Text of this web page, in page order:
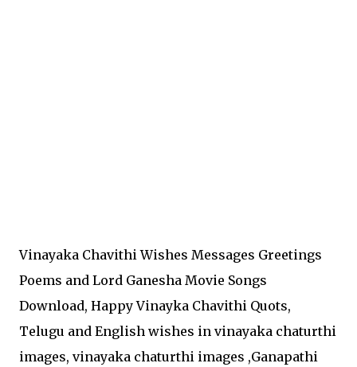
Vinayaka Chavithi Wishes Messages Greetings
Poems and Lord Ganesha Movie Songs
Download, Happy Vinayka Chavithi Quots,
Telugu and English wishes in vinayaka chaturthi
images, vinayaka chaturthi images ,Ganapathi